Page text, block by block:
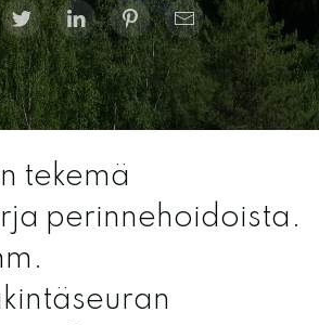
tekemä
perinnehoidoista.